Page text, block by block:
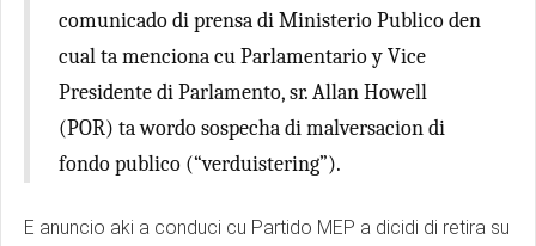
comunicado di prensa di Ministerio Publico den
cual ta menciona cu Parlamentario y Vice
Presidente di Parlamento, sr. Allan Howell
(POR) ta wordo sospecha di malversacion di
fondo publico (“verduistering”).
E anuncio aki a conduci cu Partido MEP a dicidi di retira su